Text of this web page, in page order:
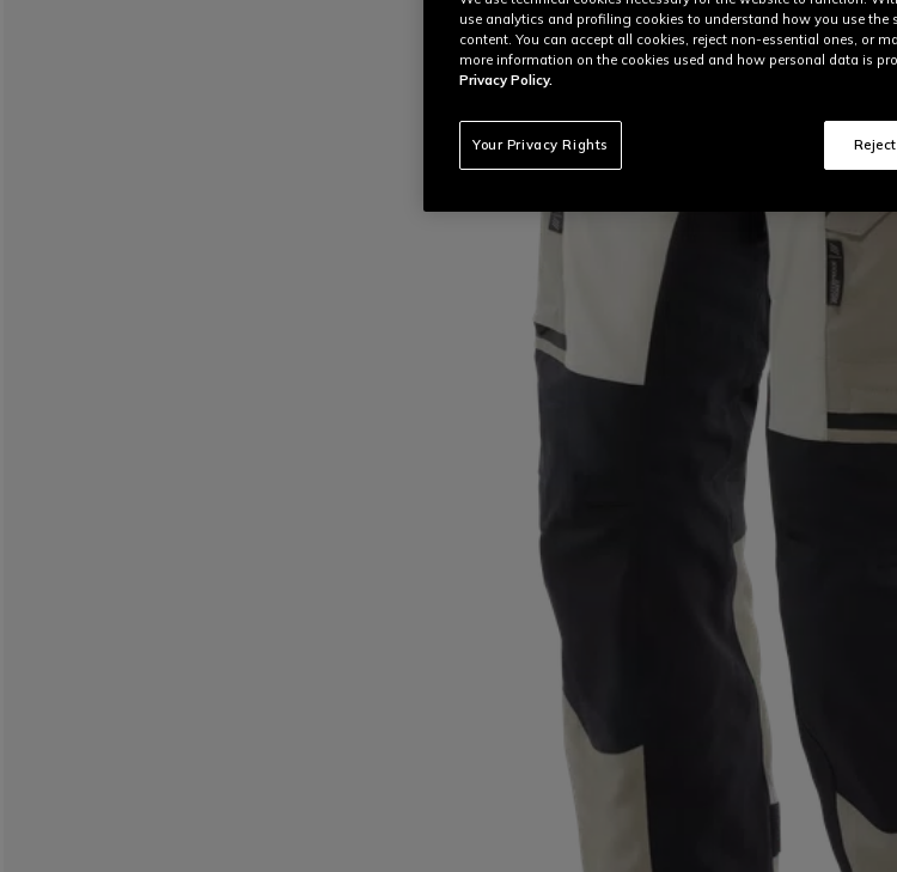
use analytics and profiling cookies to understand how you use the
content. You can accept all cookies, reject non-essential ones, or
more information on the cookies used and how personal data is
Privacy Policy.
Your Privacy Rights